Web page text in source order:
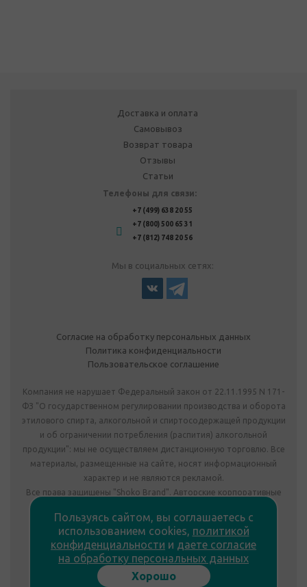
Доставка и оплата
Самовывоз
Возврат товара
Отзывы
Статьи
Телефоны для связи:
+7 (499) 638 20 55
+7 (800) 500 65 31
+7 (812) 748 20 56
Мы в социальных сетях:
Согласие на обработку персональных данных
Политика конфиденциальности
Пользовательское соглашение
Компания не нарушает Федеральный закон от 22.11.1995 N 171-
ФЗ "О государственном регулировании производства и оборота
этилового спирта, алкогольной и спиртосодержащей продукции
и об ограничении потребления (распития) алкогольной
продукции": мы не осуществляем дистанционную торговлю. Все
материалы, размещенные на сайте, носят информационный
характер и не являются рекламой.
Все права защищены "Shoko Brand". Авторские корпоративные
Комплектация подарка может отличаться от изображения.
Информация на сайте не является публичной офертой.
Сведения о продавце:
ООО «Фабрика подарков», лицензия №78РПА0009672 от
23.05.2023
Пользуясь сайтом, вы соглашаетесь с
использованием cookies, политикой
конфиденциальности и даете согласие
на обработку персональных данных
Хорошо